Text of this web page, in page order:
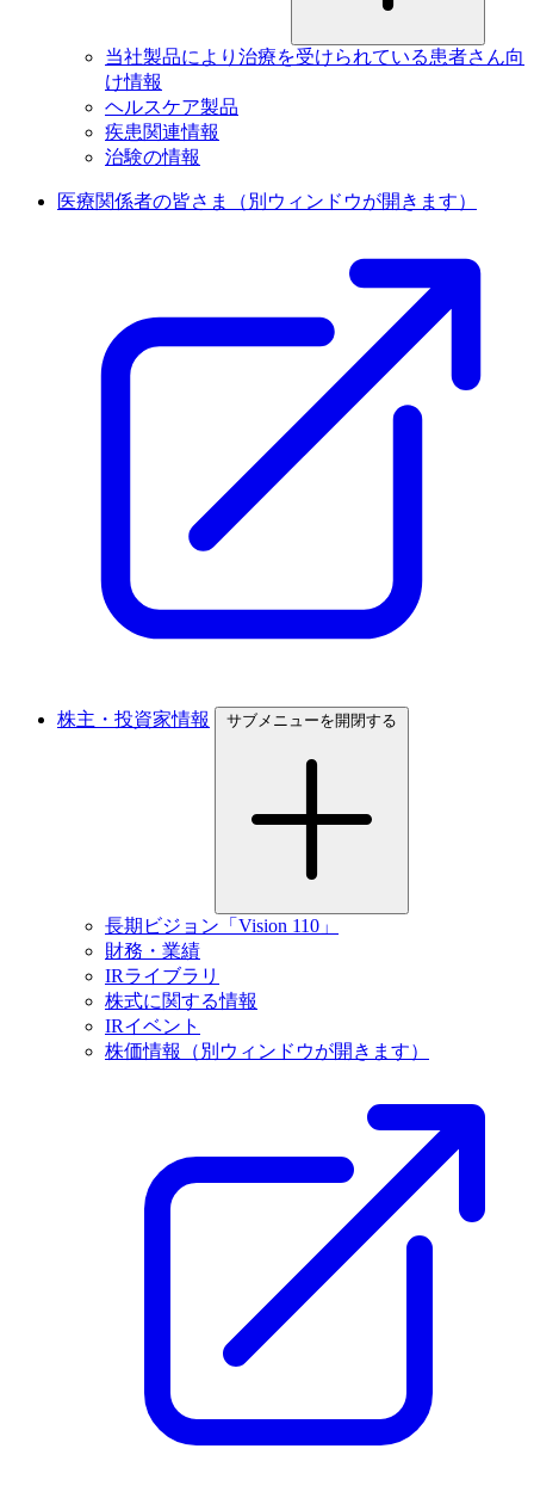
当社製品により治療を受けられている患者さん向
け情報
ヘルスケア製品
疾患関連情報
治験の情報
医療関係者の皆さま （別ウィンドウが開きます）
株主・投資家情報 サブメニューを開閉する
長期ビジョン「Vision 110」
財務・業績
IRライブラリ
株式に関する情報
IRイベント
株価情報
（別ウィンドウが開きます）